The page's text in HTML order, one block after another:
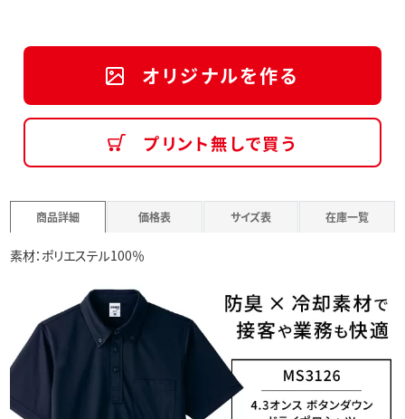
オリジナルを作る
プリント無しで買う
商品詳細 価格表 サイズ表 在庫一覧
素材：ポリエステル100％